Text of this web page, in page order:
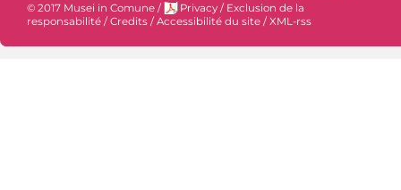
© 2017 Musei in Comune / Privacy / Exclusion de la
responsabilité / Credits / Accessibilité du site / XML-rss